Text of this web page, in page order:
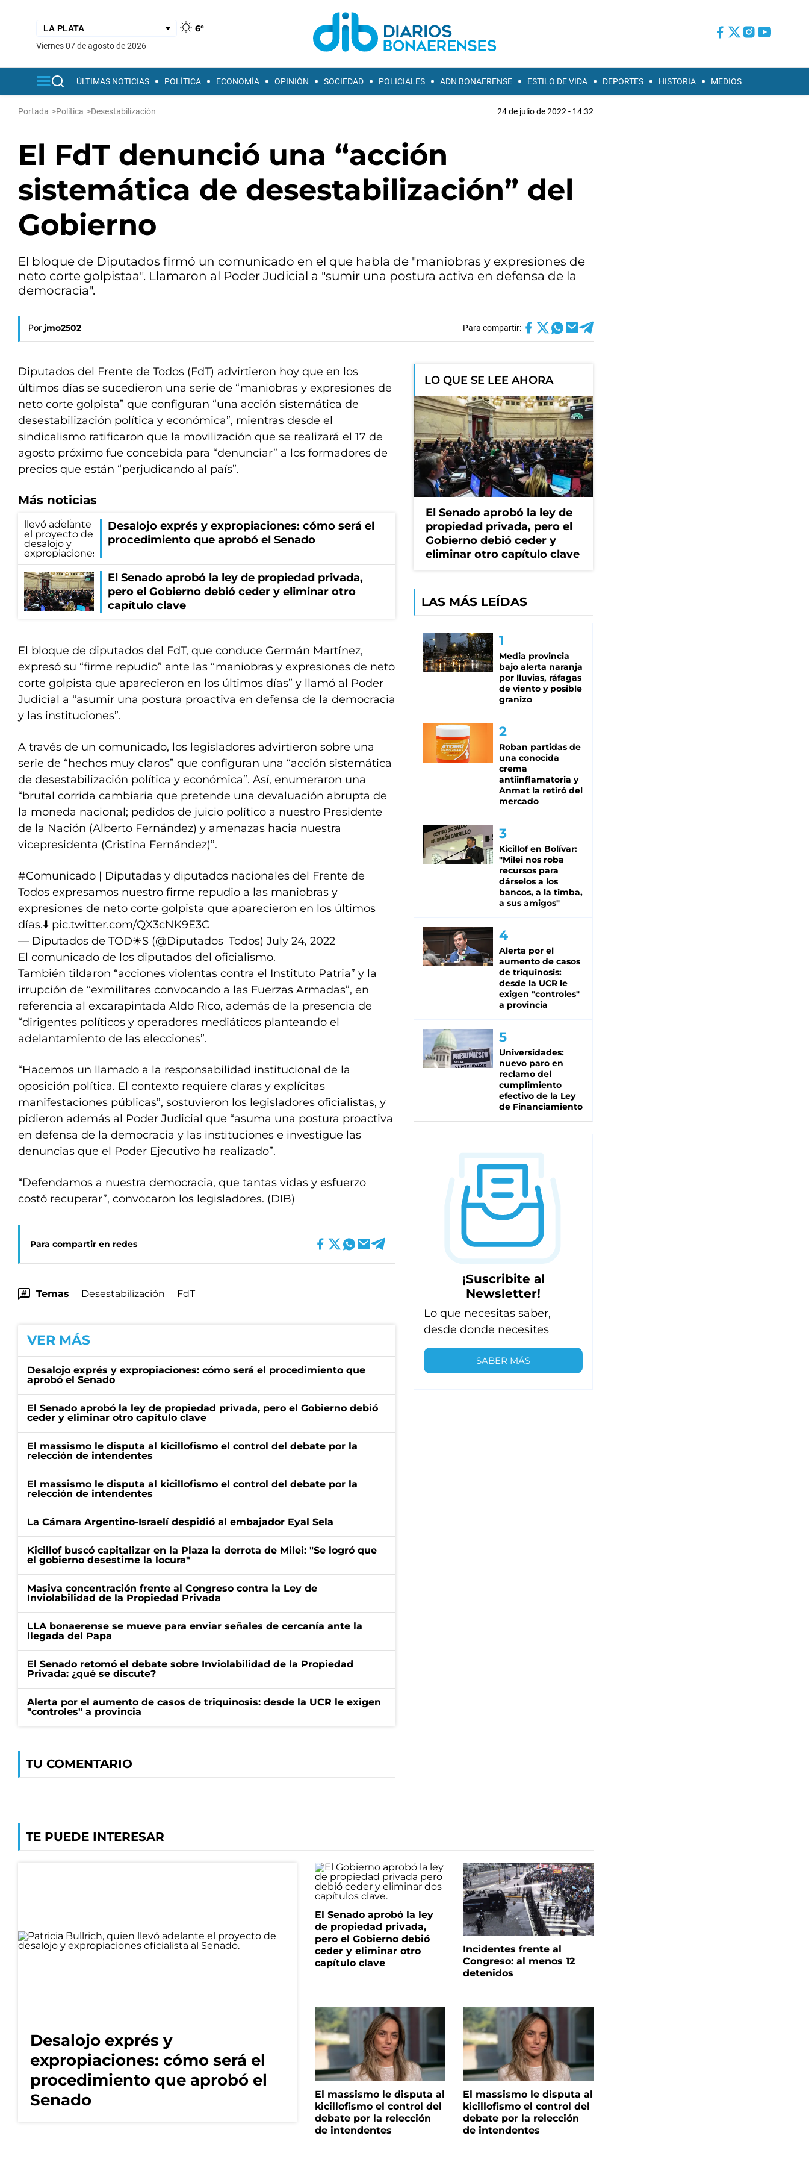
6°
viernes 07 de agosto de 2026
ÚLTIMAS NOTICIAS POLÍTICA ECONOMÍA OPINIÓN SOCIEDAD POLICIALES ADN BONAERENSE ESTILO DE VIDA DEPORTES HISTORIA MEDIOS
Portada >Política >Desestabilización 24 de julio de 2022 - 14:32
El FdT denunció una “acción
sistemática de desestabilización” del
Gobierno
El bloque de Diputados firmó un comunicado en el que habla de "maniobras y expresiones de
neto corte golpistaa". Llamaron al Poder Judicial a "sumir una postura activa en defensa de la
democracia".
Por jmo2502 Para compartir:
Diputados del Frente de Todos (FdT) advirtieron hoy que en los
últimos días se sucedieron una serie de “maniobras y expresiones de
neto corte golpista” que configuran “una acción sistemática de
desestabilización política y económica”, mientras desde el
sindicalismo ratificaron que la movilización que se realizará el 17 de
agosto próximo fue concebida para “denunciar” a los formadores de
precios que están “perjudicando al país”.
Más noticias
Desalojo exprés y expropiaciones: cómo será el
procedimiento que aprobó el Senado
El Senado aprobó la ley de propiedad privada,
pero el Gobierno debió ceder y eliminar otro
capítulo clave
El bloque de diputados del FdT, que conduce Germán Martínez,
expresó su “firme repudio” ante las “maniobras y expresiones de neto
corte golpista que aparecieron en los últimos días” y llamó al Poder
Judicial a “asumir una postura proactiva en defensa de la democracia
y las instituciones”.
A través de un comunicado, los legisladores advirtieron sobre una
serie de “hechos muy claros” que configuran una “acción sistemática
de desestabilización política y económica”. Así, enumeraron una
“brutal corrida cambiaria que pretende una devaluación abrupta de
la moneda nacional; pedidos de juicio político a nuestro Presidente
de la Nación (Alberto Fernández) y amenazas hacia nuestra
vicepresidenta (Cristina Fernández)”.
#Comunicado | Diputadas y diputados nacionales del Frente de
Todos expresamos nuestro firme repudio a las maniobras y
expresiones de neto corte golpista que aparecieron en los últimos
días.⬇️ pic.twitter.com/QX3cNK9E3C
— Diputados de TOD☀S (@Diputados_Todos) July 24, 2022
El comunicado de los diputados del oficialismo.
También tildaron “acciones violentas contra el Instituto Patria” y la
irrupción de “exmilitares convocando a las Fuerzas Armadas”, en
referencia al excarapintada Aldo Rico, además de la presencia de
“dirigentes políticos y operadores mediáticos planteando el
adelantamiento de las elecciones”.
“Hacemos un llamado a la responsabilidad institucional de la
oposición política. El contexto requiere claras y explícitas
manifestaciones públicas”, sostuvieron los legisladores oficialistas, y
pidieron además al Poder Judicial que “asuma una postura proactiva
en defensa de la democracia y las instituciones e investigue las
denuncias que el Poder Ejecutivo ha realizado”.
“Defendamos a nuestra democracia, que tantas vidas y esfuerzo
costó recuperar”, convocaron los legisladores. (DIB)
Para compartir en redes
Temas Desestabilización FdT
VER MÁS
Desalojo exprés y expropiaciones: cómo será el procedimiento que
aprobó el Senado
El Senado aprobó la ley de propiedad privada, pero el Gobierno debió
ceder y eliminar otro capítulo clave
El massismo le disputa al kicillofismo el control del debate por la
relección de intendentes
El massismo le disputa al kicillofismo el control del debate por la
relección de intendentes
La Cámara Argentino-Israelí despidió al embajador Eyal Sela
Kicillof buscó capitalizar en la Plaza la derrota de Milei: "Se logró que
el gobierno desestime la locura"
Masiva concentración frente al Congreso contra la Ley de
Inviolabilidad de la Propiedad Privada
LLA bonaerense se mueve para enviar señales de cercanía ante la
llegada del Papa
El Senado retomó el debate sobre Inviolabilidad de la Propiedad
Privada: ¿qué se discute?
Alerta por el aumento de casos de triquinosis: desde la UCR le exigen
"controles" a provincia
TU COMENTARIO
LO QUE SE LEE AHORA
El Senado aprobó la ley de
propiedad privada, pero el
Gobierno debió ceder y
eliminar otro capítulo clave
LAS MÁS LEÍDAS
Media provincia
bajo alerta naranja
por lluvias, ráfagas
de viento y posible
granizo
Roban partidas de
una conocida
crema
antiinflamatoria y
Anmat la retiró del
mercado
Kicillof en Bolívar:
"Milei nos roba
recursos para
dárselos a los
bancos, a la timba,
a sus amigos"
Alerta por el
aumento de casos
de triquinosis:
desde la UCR le
exigen "controles"
a provincia
Universidades:
nuevo paro en
reclamo del
cumplimiento
efectivo de la Ley
de Financiamiento
¡Suscribite al
Newsletter!
Lo que necesitas saber,
desde donde necesites
SABER MÁS
TE PUEDE INTERESAR
Desalojo exprés y
expropiaciones: cómo será el
procedimiento que aprobó el
Senado
El Senado aprobó la ley
de propiedad privada,
pero el Gobierno debió
ceder y eliminar otro
capítulo clave
Incidentes frente al
Congreso: al menos 12
detenidos
El massismo le disputa al
kicillofismo el control del
debate por la relección
de intendentes
El massismo le disputa al
kicillofismo el control del
debate por la relección
de intendentes